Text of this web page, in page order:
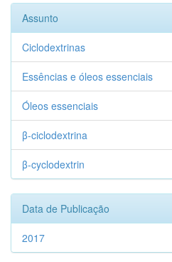
Assunto
Ciclodextrinas
Essências e óleos essenciais
Óleos essenciais
β-ciclodextrina
β-cyclodextrin
Data de Publicação
2017